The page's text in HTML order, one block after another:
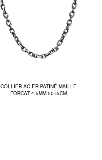
COLLIER ACIER PATINÉ MAILLE
FORCAT 4.5MM 50+5CM